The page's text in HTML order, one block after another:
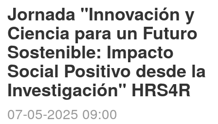
Jornada "Innovación y
Ciencia para un Futuro
Sostenible: Impacto
Social Positivo desde la
Investigación" HRS4R
07-05-2025 09:00